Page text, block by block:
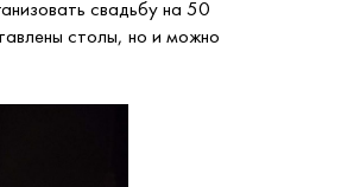
свадьбу на 50
столы, но и можно